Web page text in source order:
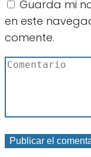
Guarda mi
en este
comente.